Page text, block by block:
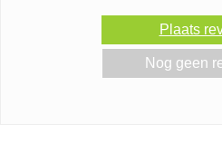
Plaats
Nog geen